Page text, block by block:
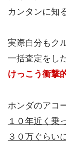
カンタンに知
実際自分もク
一括査定をし
けっこう衝撃
ホンダのアコ
１０年近く乗
３０万ぐらい